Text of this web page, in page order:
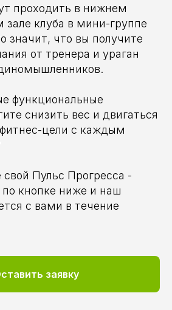
проходить в нижнем
зале клуба в мини-группе
значит, что вы получите
от тренера и ураган
функциональные
снизить вес и двигаться
цели с каждым
свой Пульс Прогресса -
по кнопке ниже и наш
с вами в течение
заявку